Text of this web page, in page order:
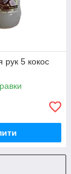
рук 5 кокос